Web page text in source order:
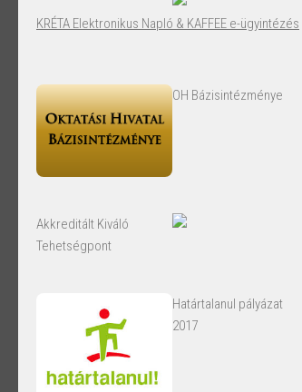
KRÉTA Elektronikus Napló & KAFFEE e-ügyintézés
OH Bázisintézménye
Akkreditált Kiváló
Tehetségpont
Határtalanul pályázat
2017